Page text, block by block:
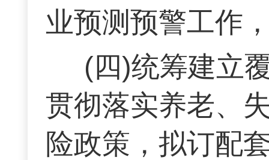
业预测预警工作
(四)统筹建立
贯彻落实养老、
险政策，拟订配